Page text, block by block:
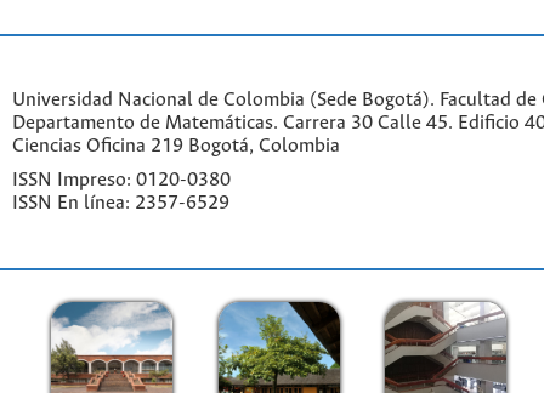
Universidad Nacional de Colombia (Sede Bogotá). Facultad de
Departamento de Matemáticas. Carrera 30 Calle 45. Edificio
Ciencias Oficina 219 Bogotá, Colombia
ISSN Impreso: 0120-0380
ISSN En línea: 2357-6529